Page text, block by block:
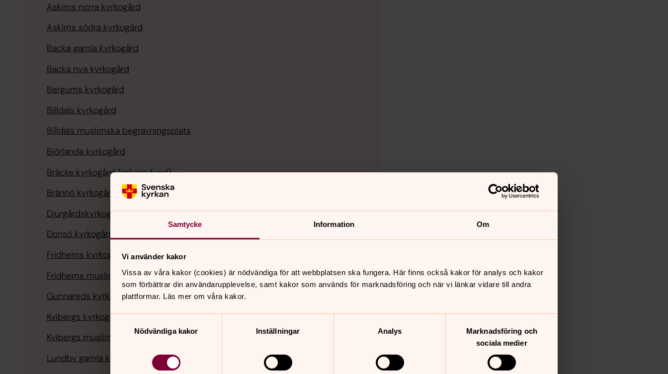
Samtycke Information Om
Vi använder kakor
Vissa av våra kakor (cookies) är nödvändiga för att webbplatsen ska fungera. Här finns också kakor för analys och kakor
som förbättrar din användarupplevelse, samt kakor som används för marknadsföring och när vi länkar vidare till andra
plattformar. Läs mer om våra kakor.
Samtyckesval
Nödvändiga kakor
Inställningar Analys
Marknadsföring och
sociala medier
Askims norra kyrkogård
Askims södra kyrkogård
Backa gamla kyrkogård
Backa nya kyrkogård
Bergums kyrkogård
Billdals kyrkogård
Billdals muslimska begravningsplats
Björlanda kyrkogård
Bräcke kyrkogård(askgravlund)
Brännö kyrkogård
Djurgårdskyrkogården
Donsö kyrkogård
Fridhems kyrkogård
Fridhems muslimska begravningsplats
Gunnareds kyrkogård
Kvibergs kyrkogård
Kvibergs muslimska begravningsplats
Lundby gamla kyrkogård